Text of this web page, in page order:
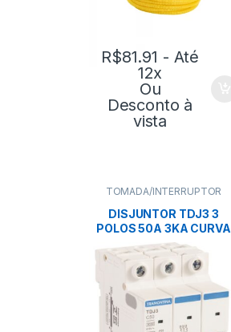
R$81.91 - Até
12x
Ou
Desconto à
vista
TOMADA/INTERRUPTOR
DISJUNTOR TDJ3 3
POLOS 50A 3KA CURVA
C-TRAMONTINA